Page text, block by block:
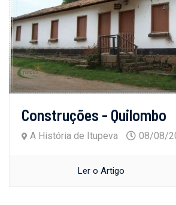
Construções - Quilombo
A História de Itupeva 08/08/
Ler o Artigo